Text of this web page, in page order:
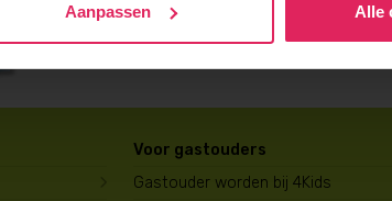
Aanpassen Alle
Voor gastouders
Gastouder worden bij 4Kids